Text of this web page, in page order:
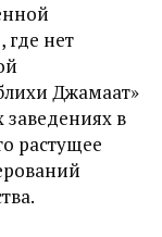
где нет
Джамаат»
заведениях в
растущее